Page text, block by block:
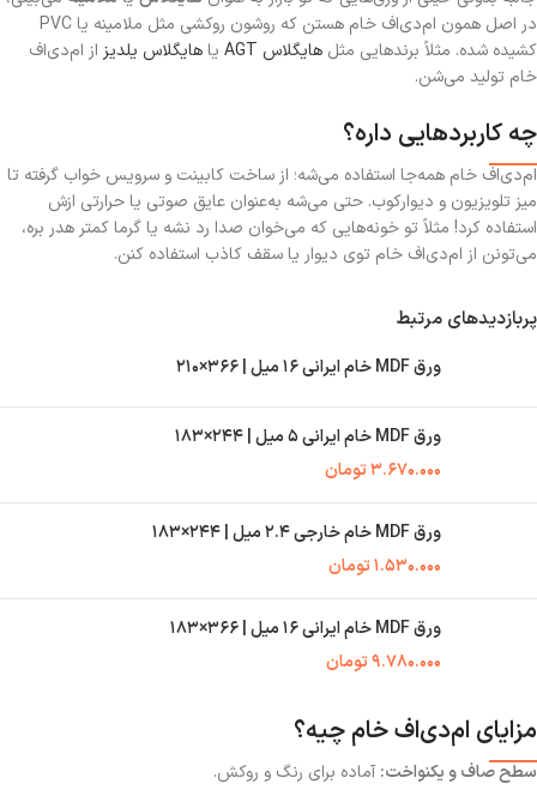
در اصل همون ام‌دی‌اف خام هستن که روشون روکشی مثل ملامینه یا PVC
کشیده شده. مثلاً برندهایی مثل هایگلاس AGT یاهایگلاس یلدیز از ام‌دی‌اف
خام تولید می‌شن.
چه کاربردهایی داره؟
ام‌دی‌اف خام همه‌جا استفاده می‌شه؛ از ساخت کابینت و سرویس خواب گرفته تا
میز تلویزیون و دیوارکوب. حتی می‌شه به‌عنوان عایق صوتی یا حرارتی ازش
استفاده کرد! مثلاً تو خونه‌هایی که می‌خوان صدا رد نشه یا گرما کمتر هدر بره،
می‌تونن از ام‌دی‌اف خام توی دیوار یا سقف کاذب استفاده کنن.
پربازدیدهای مرتبط
ورق MDF خام ایرانی ۱۶ میل | ۳۶۶×۲۱۰
ورق MDF خام ایرانی ۵ میل | ۲۴۴×۱۸۳
۳.۶۷۰.۰۰۰تومان
ورق MDF خام خارجی ۲.۴ میل | ۲۴۴×۱۸۳
۱.۵۳۰.۰۰۰تومان
ورق MDF خام ایرانی ۱۶ میل | ۳۶۶×۱۸۳
۹.۷۸۰.۰۰۰تومان
مزایای ام‌دی‌اف خام چیه؟
سطح صاف و یکنواخت: آماده برای رنگ و روکش.